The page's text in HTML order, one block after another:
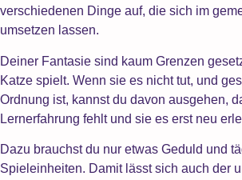
verschiedenen Dinge auf, die sich im
umsetzen lassen.
Deiner Fantasie sind kaum Grenzen
Katze spielt. Wenn sie es nicht tut, und
Ordnung ist, kannst du davon ausgehen,
Lernerfahrung fehlt und sie es erst neu
Dazu brauchst du nur etwas Geduld und
Spieleinheiten. Damit lässt sich auch der